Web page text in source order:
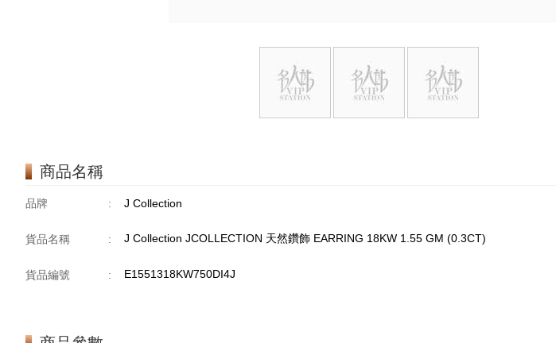
商品名稱
品牌 : J Collection
貨品名稱 : J Collection JCOLLECTION 天然鑽飾 EARRING 18KW 1.55 GM (0.3CT)
貨品編號 : E1551318KW750DI4J